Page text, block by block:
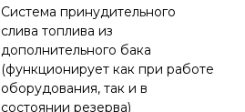
Система принудительного
слива топлива из
дополнительного бака
(функционирует как при работе
оборудования, так и в
состоянии резерва)